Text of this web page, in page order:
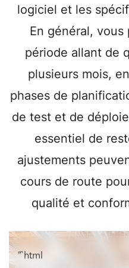
logiciel et les
En général,
période allant de
plusieurs mois,
phases de
de test et de
essentiel de
ajustements
cours de route
qualité et
“`html